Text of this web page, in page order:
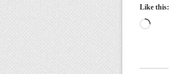
Like this: